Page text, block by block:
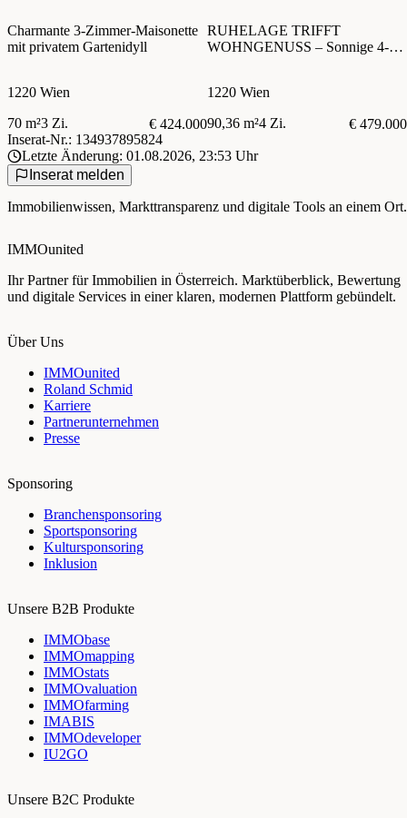
Charmante 3-Zimmer-Maisonette
mit privatem Gartenidyll
1220 Wien
70 m²3 Zi. € 424.000
RUHELAGE TRIFFT
WOHNGENUSS – Sonnige 4-
1220 Wien
90,36 m²4 Zi.
€ 479.000
Inserat-Nr.: 134937895824
Letzte Änderung: 01.08.2026, 23:53 Uhr
Inserat melden
Immobilienwissen, Markttransparenz und digitale Tools an einem Ort.
IMMOunited
Ihr Partner für Immobilien in Österreich. Marktüberblick, Bewertung
und digitale Services in einer klaren, modernen Plattform gebündelt.
Über Uns
IMMOunited
Roland Schmid
Karriere
Partnerunternehmen
Presse
Sponsoring
Branchensponsoring
Sportsponsoring
Kultursponsoring
Inklusion
Unsere B2B Produkte
IMMObase
IMMOmapping
IMMOstats
IMMOvaluation
IMMOfarming
IMABIS
IMMOdeveloper
IU2GO
Unsere B2C Produkte